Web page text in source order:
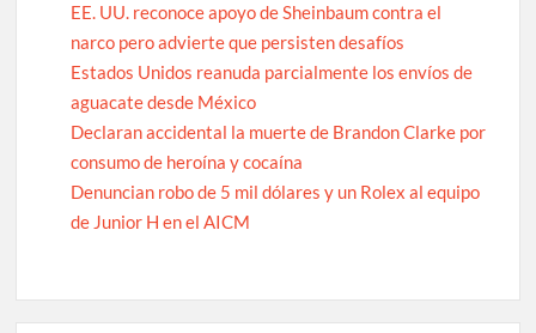
EE. UU. reconoce apoyo de Sheinbaum contra el
narco pero advierte que persisten desafíos
Estados Unidos reanuda parcialmente los envíos de
aguacate desde México
Declaran accidental la muerte de Brandon Clarke por
consumo de heroína y cocaína
Denuncian robo de 5 mil dólares y un Rolex al equipo
de Junior H en el AICM